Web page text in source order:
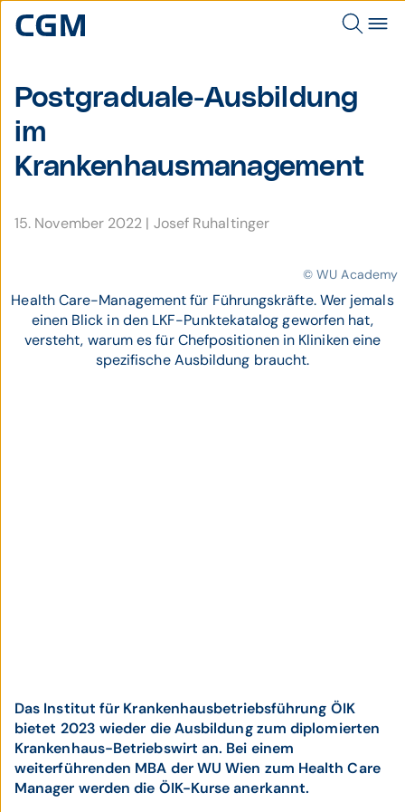
Postgraduale-Ausbildung
im
Krankenhausmanagement
15. November 2022 | Josef Ruhaltinger
© WU Academy
Health Care-Management für Führungskräfte. Wer jemals
einen Blick in den LKF-Punktekatalog geworfen hat,
versteht, warum es für Chefpositionen in Kliniken eine
spezifische Ausbildung braucht.
Das Institut für Krankenhausbetriebsführung ÖIK
bietet 2023 wieder die Ausbildung zum diplomierten
Krankenhaus-Betriebswirt an. Bei einem
weiterführenden MBA der WU Wien zum Health Care
Manager werden die ÖIK-Kurse anerkannt.